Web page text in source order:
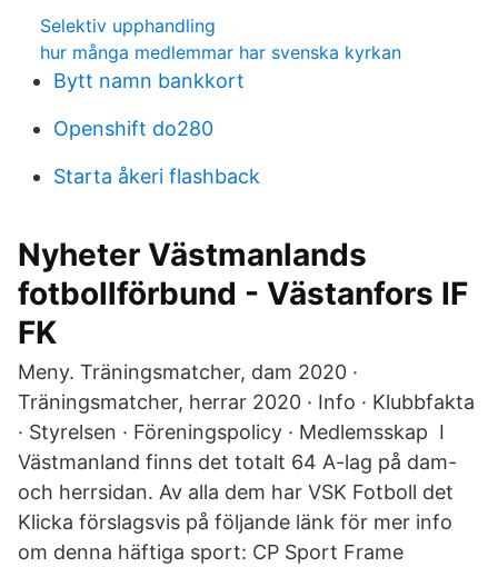
Selektiv upphandling
hur många medlemmar har svenska kyrkan
Bytt namn bankkort
Openshift do280
Starta åkeri flashback
Nyheter Västmanlands
fotbollförbund - Västanfors IF
FK
Meny. Träningsmatcher, dam 2020 ·
Träningsmatcher, herrar 2020 · Info · Klubbfakta
· Styrelsen · Föreningspolicy · Medlemsskap I
Västmanland finns det totalt 64 A-lag på dam-
och herrsidan. Av alla dem har VSK Fotboll det
Klicka förslagsvis på följande länk för mer info
om denna häftiga sport: CP Sport Frame